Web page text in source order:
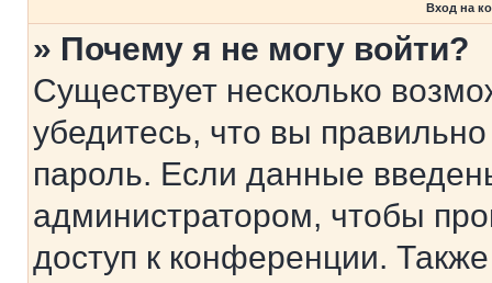
Вход на
» Почему я не могу войти?
Существует несколько
убедитесь, что вы
пароль. Если данные
администратором, чтобы
доступ к конференции.